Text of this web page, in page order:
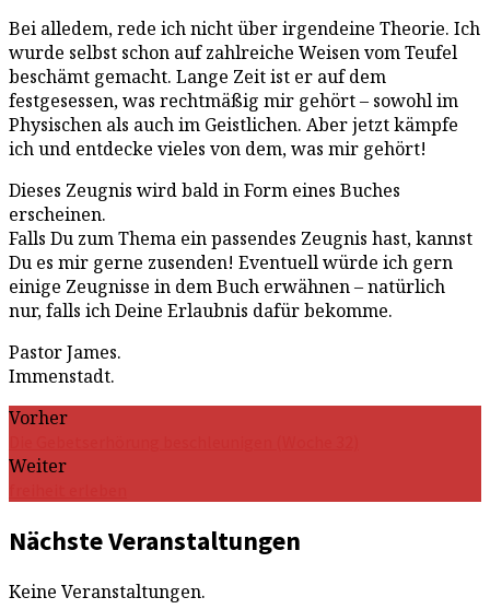
Bei alledem, rede ich nicht über irgendeine Theorie. Ich
wurde selbst schon auf zahlreiche Weisen vom Teufel
beschämt gemacht. Lange Zeit ist er auf dem
festgesessen, was rechtmäßig mir gehört – sowohl im
Physischen als auch im Geistlichen. Aber jetzt kämpfe
ich und entdecke vieles von dem, was mir gehört!
Dieses Zeugnis wird bald in Form eines Buches
erscheinen.
Falls Du zum Thema ein passendes Zeugnis hast, kannst
Du es mir gerne zusenden! Eventuell würde ich gern
einige Zeugnisse in dem Buch erwähnen – natürlich
nur, falls ich Deine Erlaubnis dafür bekomme.
Pastor James.
Immenstadt.
Vorher
Weiter
Nächste Veranstaltungen
Keine Veranstaltungen.